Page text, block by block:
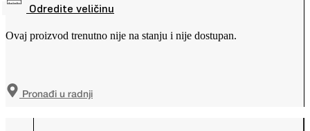
Odredite veličinu
Ovaj proizvod trenutno nije na stanju i nije dostupan.
Pronađi u radnji